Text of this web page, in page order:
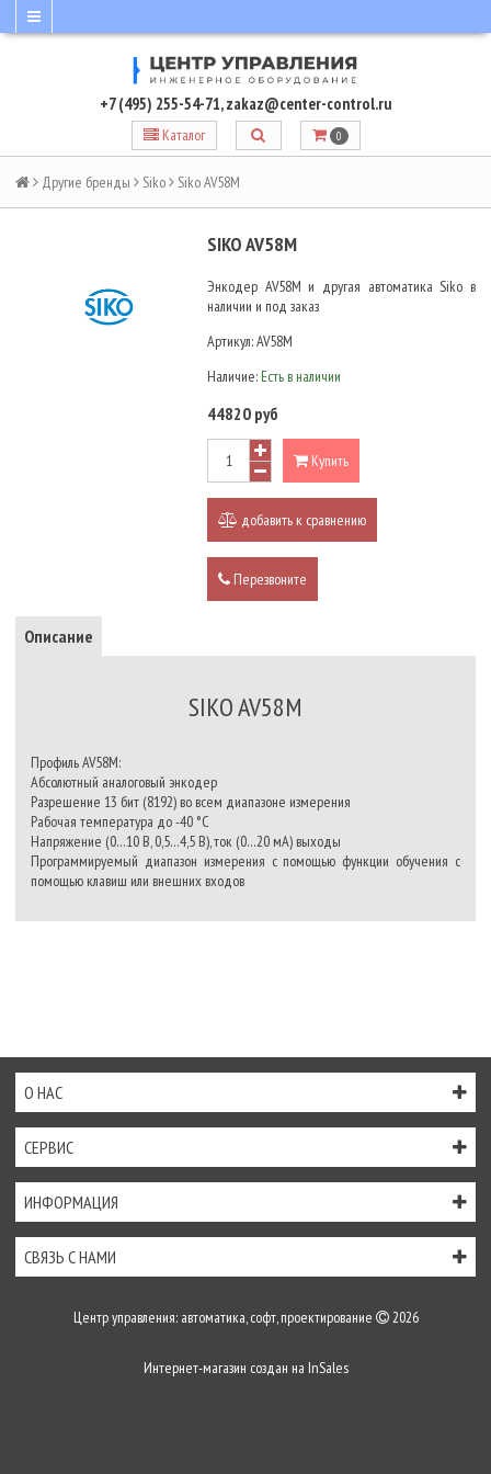
+7 (495) 255-54-71,zakaz@center-control.ru
Каталог 0
Другие бренды Siko Siko AV58M
SIKO AV58M
Энкодер AV58M и другая автоматика Siko в
наличии и под заказ
Артикул:AV58M
Наличие: Есть в наличии
44820 руб
Купить
добавить к сравнению
Перезвоните
Описание
SIKO AV58M
Профиль AV58M:
Абсолютный аналоговый энкодер
Разрешение 13 бит (8192) во всем диапазоне измерения
Рабочая температура до -40 °C
Напряжение (0…10 В, 0,5…4,5 В), ток (0…20 мА) выходы
Программируемый диапазон измерения с помощью функции обучения с
помощью клавиш или внешних входов
О НАС
СЕРВИС
ИНФОРМАЦИЯ
СВЯЗЬ С НАМИ
Центр управления: автоматика, софт, проектирование 2026
Интернет-магазин создан на InSales